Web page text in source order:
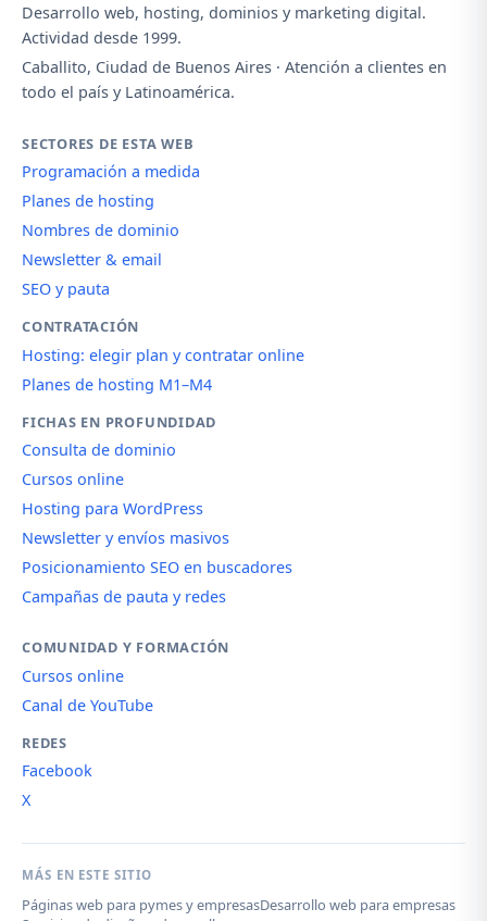
Desarrollo web, hosting, dominios y marketing digital.
Actividad desde 1999.
Caballito, Ciudad de Buenos Aires · Atención a clientes en
todo el país y Latinoamérica.
SECTORES DE ESTA WEB
Programación a medida
Planes de hosting
Nombres de dominio
Newsletter & email
SEO y pauta
CONTRATACIÓN
Hosting: elegir plan y contratar online
Planes de hosting M1–M4
FICHAS EN PROFUNDIDAD
Consulta de dominio
Cursos online
Hosting para WordPress
Newsletter y envíos masivos
Posicionamiento SEO en buscadores
Campañas de pauta y redes
COMUNIDAD Y FORMACIÓN
Cursos online
Canal de YouTube
REDES
Facebook
X
MÁS EN ESTE SITIO
Páginas web para pymes y empresasDesarrollo web para empresas